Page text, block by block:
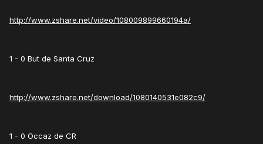
http://www.zshare.net/video/108009899660194a/
1 - 0 But de Santa Cruz
http://www.zshare.net/download/1080140531e082c9/
1 - 0 Occaz de CR